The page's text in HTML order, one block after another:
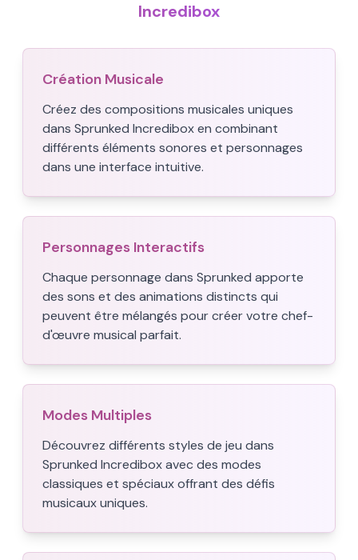
Incredibox
Création Musicale
Créez des compositions musicales uniques
dans Sprunked Incredibox en combinant
différents éléments sonores et personnages
dans une interface intuitive.
Personnages Interactifs
Chaque personnage dans Sprunked apporte
des sons et des animations distincts qui
peuvent être mélangés pour créer votre chef-
d'œuvre musical parfait.
Modes Multiples
Découvrez différents styles de jeu dans
Sprunked Incredibox avec des modes
classiques et spéciaux offrant des défis
musicaux uniques.